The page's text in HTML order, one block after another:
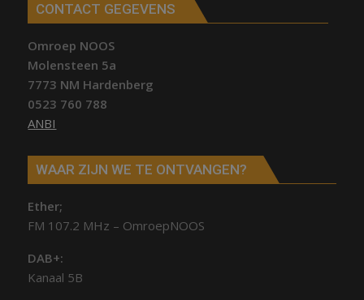
CONTACT GEGEVENS
Omroep NOOS
Molensteen 5a
7773 NM Hardenberg
0523 760 788
ANBI
WAAR ZIJN WE TE ONTVANGEN?
Ether;
FM 107.2 MHz – OmroepNOOS
DAB+:
Kanaal 5B